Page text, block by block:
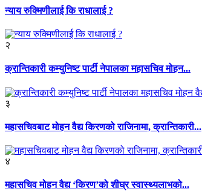
न्याय रुक्मिणीलाई कि राधालाई ?
२
क्रान्तिकारी कम्युनिष्ट पार्टी नेपालका महासचिव मोहन...
३
महासचिवबाट मोहन वैद्य किरणको राजिनामा, क्रान्तिकारी...
४
महासचिव मोहन वैद्य ‘किरण’को शीघ्र स्वास्थ्यलाभको...